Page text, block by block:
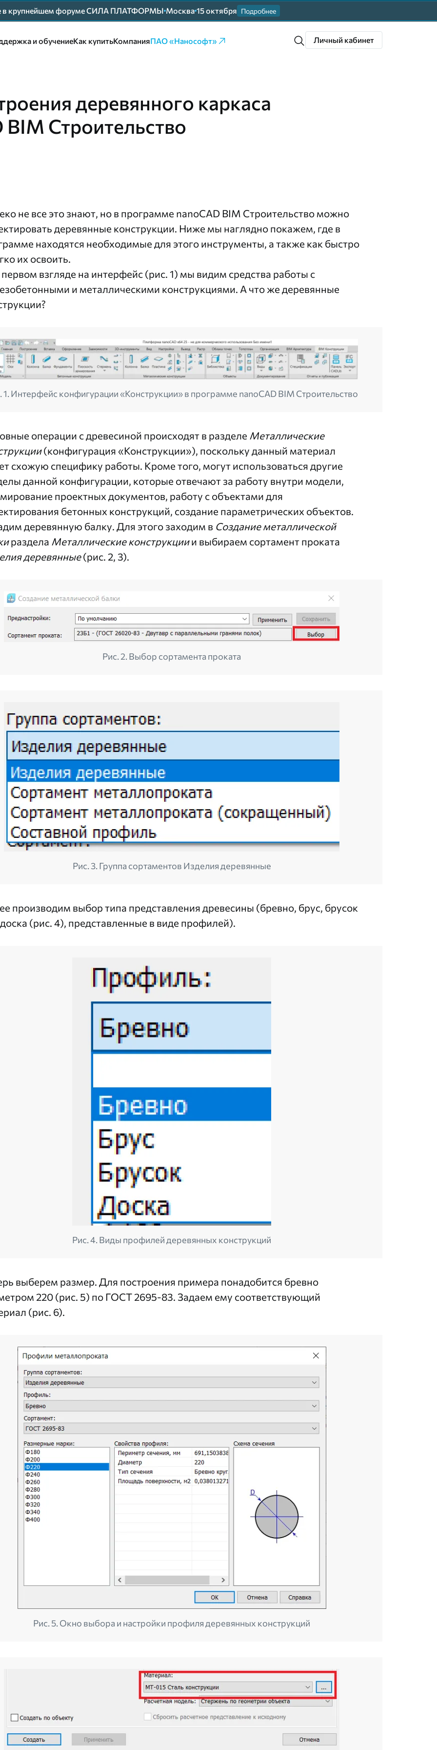
в крупнейшем форуме СИЛА ПЛАТФОРМЫ Москва 15 октября Подробнее
и обучениеКак купитьКомпанияПАО «Нанософт» Личный кабинет
деревянного каркаса
BIM Строительство
не все это знают, но в программе nanoCAD BIM Строительство можно
деревянные конструкции. Ниже мы наглядно покажем, где в
находятся необходимые для этого инструменты, а также как быстро
их освоить.
взгляде на интерфейс (рис. 1) мы видим средства работы с
и металлическими конструкциями. А что же деревянные
1. Интерфейс конфигурации «Конструкции» в программе nanoCAD BIM Строительство
операции с древесиной происходят в разделе Металлические
(конфигурация «Конструкции»), поскольку данный материал
схожую специфику работы. Кроме того, могут использоваться другие
данной конфигурации, которые отвечают за работу внутри модели,
проектных документов, работу с объектами для
бетонных конструкций, создание параметрических объектов.
деревянную балку. Для этого заходим в Создание металлической
раздела Металлические конструкциии выбираем сортамент проката
деревянные(рис. 2, 3).
Рис. 2. Выбор сортамента проката
Рис. 3. Группа сортаментов Изделия деревянные
производим выбор типа представления древесины (бревно, брус, брусок
(рис. 4), представленные в виде профилей).
Рис. 4. Виды профилей деревянных конструкций
выберем размер. Для построения примера понадобится бревно
220 (рис. 5) по ГОСТ 2695-83. Задаем ему соответствующий
(рис. 6).
Рис. 5. Окно выбора и настройки профиля деревянных конструкций